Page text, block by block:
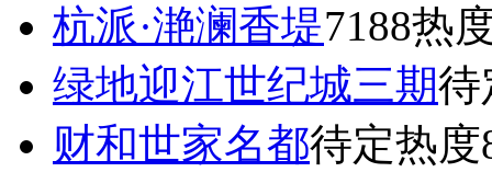
杭派·滟澜香堤7188热
绿地迎江世纪城三期待
财和世家名都待定热度